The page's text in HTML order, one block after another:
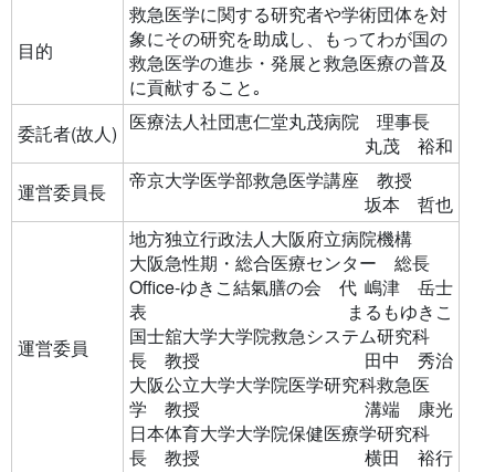
目的
救急医学に関する研究者や学術団体を対
象にその研究を助成し、もってわが国の
救急医学の進歩・発展と救急医療の普及
に貢献すること｡
委託者(故人) 医療法人社団恵仁堂丸茂病院 理事長
丸茂 裕和
運営委員長
帝京大学医学部救急医学講座 教授
坂本 哲也
運営委員
地方独立行政法人大阪府立病院機構
大阪急性期・総合医療センター 総長
嶋津 岳士
Office-ゆきこ結氣膳の会 代
表
まるもゆきこ
国士舘大学大学院救急システム研究科
長 教授
田中 秀治
大阪公立大学大学院医学研究科救急医
学 教授
溝端 康光
日本体育大学大学院保健医療学研究科
長 教授
横田 裕行